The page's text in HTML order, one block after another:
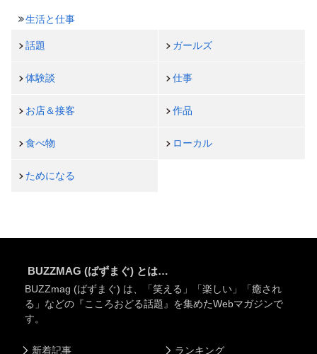
生活と仕事
話題 ガールズ
体験談 仕事
お店＆接客 作品
食べ物 ローカル
ためになる
BUZZMAG (ばずまぐ) とは…
BUZZmag (ばずまぐ) は、「笑える」「楽しい」「癒され
る」などの『こころおどる話題』を集めたWebマガジンで
す。
新着記事 ランキング